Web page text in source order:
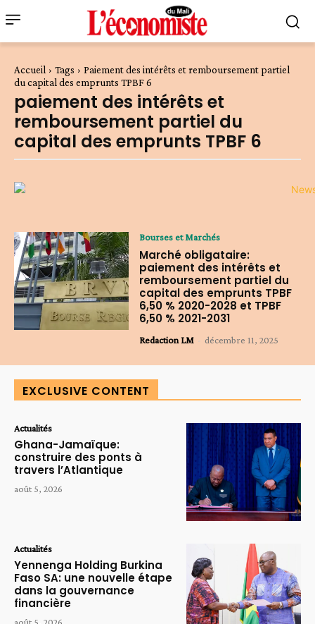
Accueil Tags
Paiement des intérêts et remboursement partiel
du capital des emprunts TPBF 6
paiement des intérêts et
remboursement partiel du
capital des emprunts TPBF 6
Bourses et Marchés
Marché obligataire:
paiement des intérêts et
remboursement partiel du
capital des emprunts TPBF
6,50 % 2020-2028 et TPBF
6,50 % 2021-2031
Redaction LM - décembre 11, 2025
EXCLUSIVE CONTENT
Actualités
Ghana-Jamaïque:
construire des ponts à
travers l’Atlantique
août 5, 2026
Actualités
Yennenga Holding Burkina
Faso SA: une nouvelle étape
dans la gouvernance
financière